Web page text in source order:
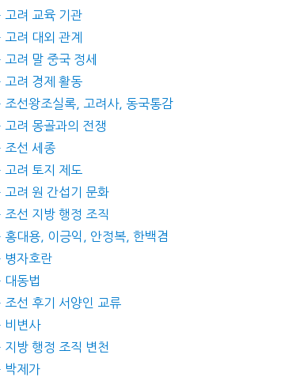
려 교육 기관
려 대외 관계
려 말 중국 정세
려 경제 활동
선왕조실록, 고려사, 동국통감
려 몽골과의 전쟁
조선 세종
려 토지 제도
려 원 간섭기 문화
선 지방 행정 조직
대용, 이긍익, 안정복, 한백겸
병자호란
대동법
선 후기 서양인 교류
비변사
방 행정 조직 변천
박제가